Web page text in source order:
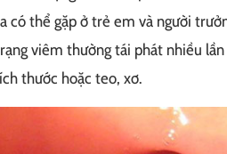
có thể gặp ở trẻ em và người
viêm thường tái phát nhiều
thước hoặc teo, xơ.